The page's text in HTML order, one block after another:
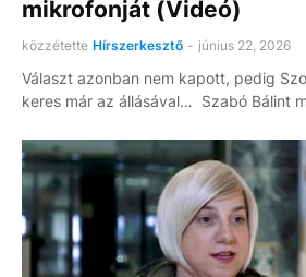
mikrofonját (Videó)
közzétette Hírszerkesztő - június 22, 2026
Választ azonban nem kapott, pedig
keres már az állásával… Szabó Bálint